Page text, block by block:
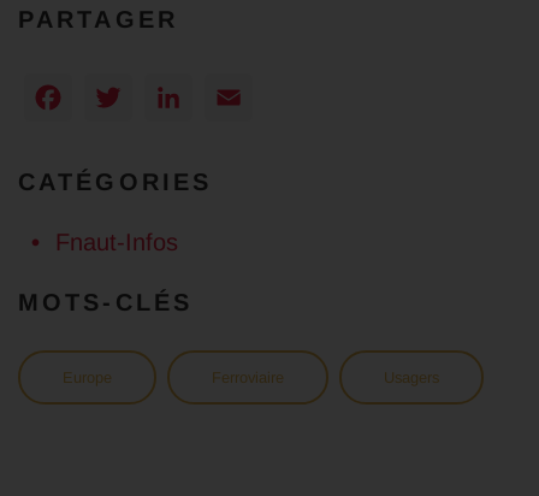
PARTAGER
Facebook
TwitterLinkedIn
CATÉGORIES
Fnaut-Infos
MOTS-CLÉS
Europe Ferroviaire Usagers